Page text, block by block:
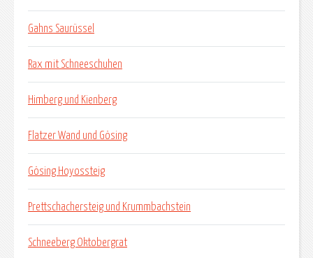
Gahns Saurüssel
Rax mit Schneeschuhen
Himberg und Kienberg
Flatzer Wand und Gösing
Gösing Hoyossteig
Prettschachersteig und Krummbachstein
Schneeberg Oktobergrat